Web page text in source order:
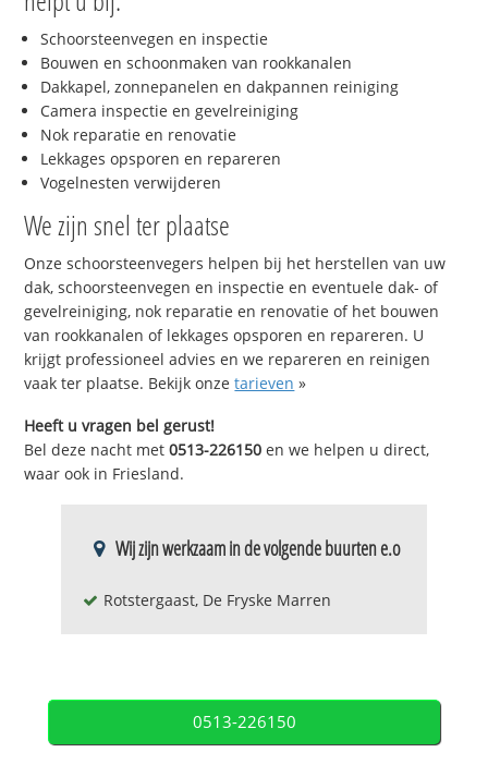
Schoorsteenvegen en inspectie
Bouwen en schoonmaken van rookkanalen
Dakkapel, zonnepanelen en dakpannen reiniging
Camera inspectie en gevelreiniging
Nok reparatie en renovatie
Lekkages opsporen en repareren
Vogelnesten verwijderen
We zijn snel ter plaatse
Onze schoorsteenvegers helpen bij het herstellen van uw
dak, schoorsteenvegen en inspectie en eventuele dak- of
gevelreiniging, nok reparatie en renovatie of het bouwen
van rookkanalen of lekkages opsporen en repareren. U
krijgt professioneel advies en we repareren en reinigen
vaak ter plaatse. Bekijk onzetarieven »
Heeft u vragen bel gerust!
Bel deze nacht met0513-226150 en we helpen u direct,
waar ook in Friesland.
Wij zijn werkzaam in de volgende buurten e.o
Rotstergaast, De Fryske Marren
0513-226150